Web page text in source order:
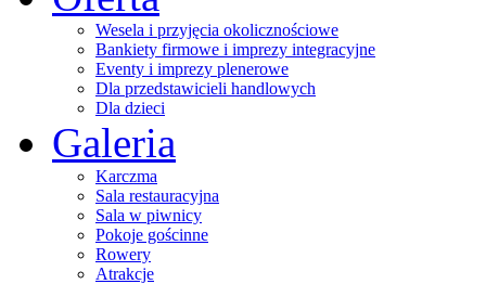
Wesela i przyjęcia okolicznościowe
Bankiety firmowe i imprezy integracyjne
Eventy i imprezy plenerowe
Dla przedstawicieli handlowych
Dla dzieci
Galeria
Karczma
Sala restauracyjna
Sala w piwnicy
Pokoje gościnne
Rowery
Atrakcje